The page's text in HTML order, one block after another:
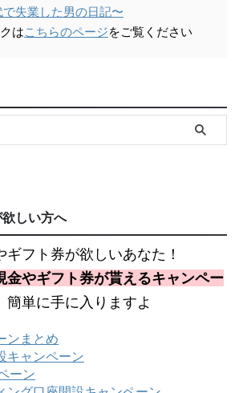
失業した男の日記〜
はこちらのページをご覧ください
しい方へ
ギフト券が欲しいあなた！
金やギフト券が貰えるキャンペー
簡単に手に入りますよ
ンまとめ
キャンペーン
ーン